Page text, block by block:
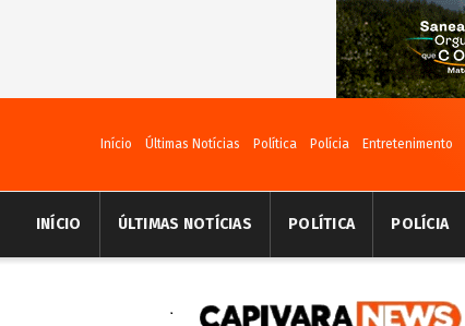
Início Últimas Notícias Política Polícia Entretenimento
INÍCIO ÚLTIMAS NOTÍCIAS POLÍTICA POLÍCIA